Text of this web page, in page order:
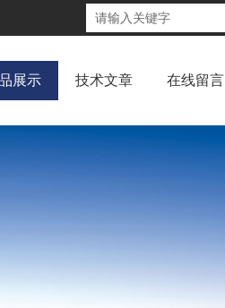
展示 技术文章 在线留言